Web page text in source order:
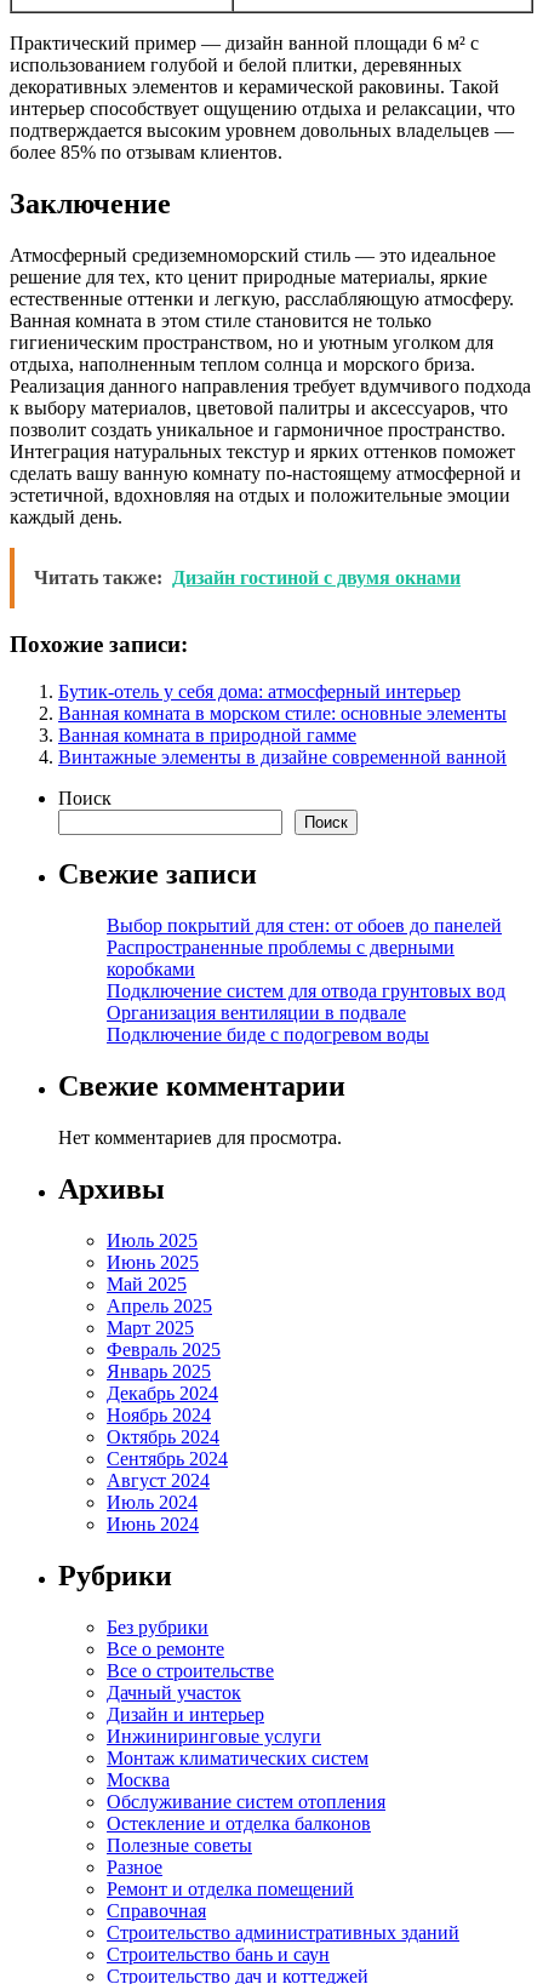
Практический пример — дизайн ванной площади 6 м² с
использованием голубой и белой плитки, деревянных
декоративных элементов и керамической раковины. Такой
интерьер способствует ощущению отдыха и релаксации, что
подтверждается высоким уровнем довольных владельцев —
более 85% по отзывам клиентов.
Заключение
Атмосферный средиземноморский стиль — это идеальное
решение для тех, кто ценит природные материалы, яркие
естественные оттенки и легкую, расслабляющую атмосферу.
Ванная комната в этом стиле становится не только
гигиеническим пространством, но и уютным уголком для
отдыха, наполненным теплом солнца и морского бриза.
Реализация данного направления требует вдумчивого подхода
к выбору материалов, цветовой палитры и аксессуаров, что
позволит создать уникальное и гармоничное пространство.
Интеграция натуральных текстур и ярких оттенков поможет
сделать вашу ванную комнату по-настоящему атмосферной и
эстетичной, вдохновляя на отдых и положительные эмоции
каждый день.
Читать также: Дизайн гостиной с двумя окнами
Похожие записи:
Бутик-отель у себя дома: атмосферный интерьер
Ванная комната в морском стиле: основные элементы
Ванная комната в природной гамме
Винтажные элементы в дизайне современной ванной
Поиск
Поиск
Свежие записи
Выбор покрытий для стен: от обоев до панелей
Распространенные проблемы с дверными
коробками
Подключение систем для отвода грунтовых вод
Организация вентиляции в подвале
Подключение биде с подогревом воды
Свежие комментарии
Нет комментариев для просмотра.
Архивы
Июль 2025
Июнь 2025
Май 2025
Апрель 2025
Март 2025
Февраль 2025
Январь 2025
Декабрь 2024
Ноябрь 2024
Октябрь 2024
Сентябрь 2024
Август 2024
Июль 2024
Июнь 2024
Рубрики
Без рубрики
Все о ремонте
Все о строительстве
Дачный участок
Дизайн и интерьер
Инжиниринговые услуги
Монтаж климатических систем
Москва
Обслуживание систем отопления
Остекление и отделка балконов
Полезные советы
Разное
Ремонт и отделка помещений
Справочная
Строительство административных зданий
Строительство бань и саун
Строительство дач и коттеджей